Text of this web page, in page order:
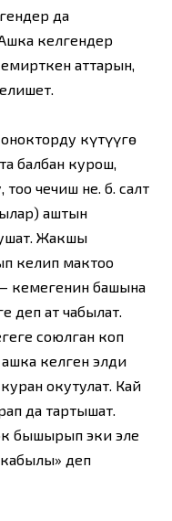
да
келгендер
аттарын,
күтүүгө
балбан курош,
чечиш не. б. салт
аштын
Жакшы
келип мактоо
кемегенин башына
деп ат чабылат.
союлган коп
келген элди
окутулат. Кай
да тартышат.
бышырып эки эле
деп